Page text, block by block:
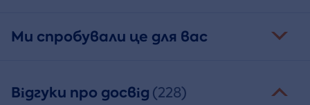
Ми спробували це для вас
Відгуки про досвід (228)